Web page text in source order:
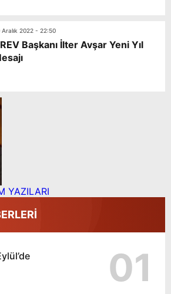
Aralık 2022 - 22:50
Başkanı İlter Avşar Yeni Yıl
YAZILARI
01